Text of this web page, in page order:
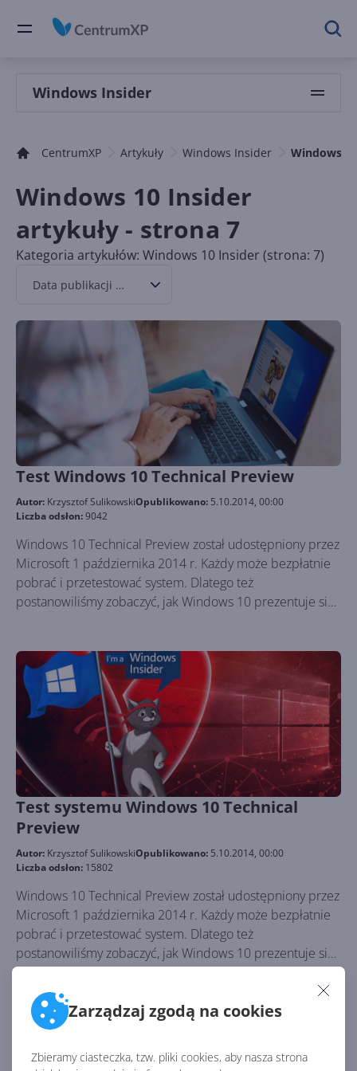
Zarządzaj zgodą na cookies
Zbieramy ciasteczka, tzw. pliki cookies, aby nasza strona
Windows Insider
CentrumXP Artykuły Windows Insider Windows
Windows 10 Insider
artykuły - strona 7
Kategoria artykułów: Windows 10 Insider (strona: 7)
Data publikacji malejąco
Test Windows 10 Technical Preview
Autor: Krzysztof SulikowskiOpublikowano: 5.10.2014, 00:00
Liczba odsłon:9042
Windows 10 Technical Preview został udostępniony przez
Microsoft 1 października 2014 r. Każdy może bezpłatnie
pobrać i przetestować system. Dlatego też
postanowiliśmy zobaczyć, jak Windows 10 prezentuje się
najważniejszym składnikom Windows 10.
Test systemu Windows 10 Technical
Preview
Autor: Krzysztof SulikowskiOpublikowano: 5.10.2014, 00:00
Liczba odsłon: 15802
Windows 10 Technical Preview został udostępniony przez
Microsoft 1 października 2014 r. Każdy może bezpłatnie
pobrać i przetestować system. Dlatego też
postanowiliśmy zobaczyć, jak Windows 10 prezentuje się
w akcji i czy w rzeczywistości jest tak rewolucyjny, jak
zapowiadano. Przyjrzyjmy się bliżej procesowi instalacji i
najważniejszym składnikom Windows 10.